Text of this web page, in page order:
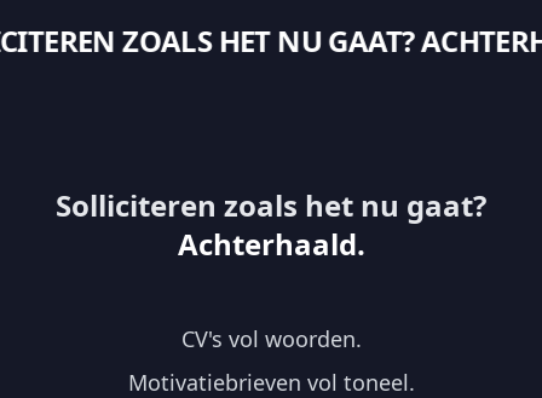
ZOALS HET NU GAAT?
Solliciteren zoals het nu gaat?
Achterhaald.
CV's vol woorden.
Motivatiebrieven vol toneel.